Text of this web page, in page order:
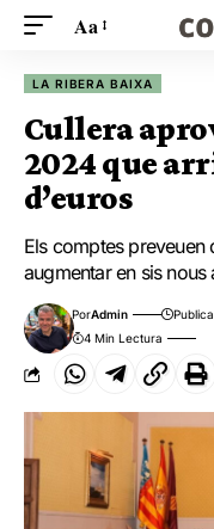
Aa
LA RIBERA BAIXA
Cullera
2024 que
d’euros
Els comptes preveuen
augmentar en sis
PorAdmin
4 Min Lectura